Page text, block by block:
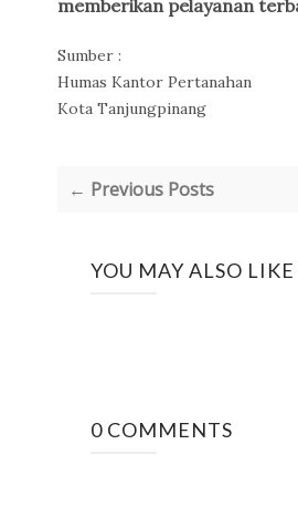
memberikan pelayanan
Sumber :
Humas Kantor Pertanahan
Kota Tanjungpinang
← Previous Posts
YOU MAY ALSO LIKE
0 COMMENTS